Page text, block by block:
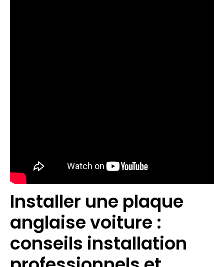
Installer une plaque
anglaise voiture :
conseils installation